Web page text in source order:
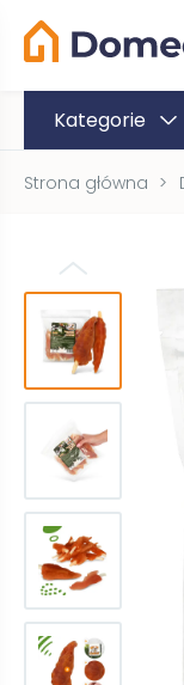
Kategorie
Strona główna >